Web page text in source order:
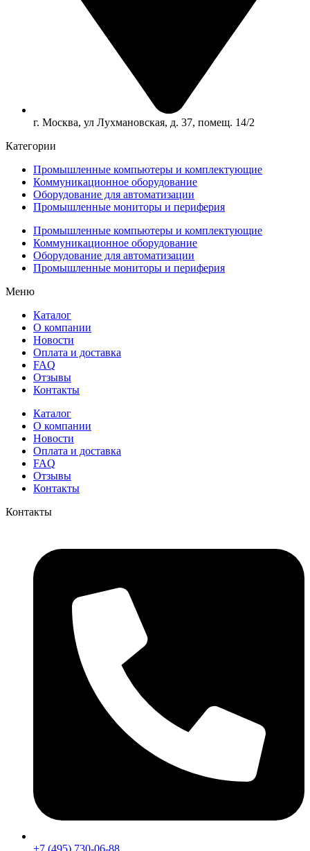
г. Москва, ул Лухмановская, д. 37, помещ. 14/2
Категории
Промышленные компьютеры и комплектующие
Коммуникационное оборудование
Оборудование для автоматизации
Промышленные мониторы и периферия
Промышленные компьютеры и комплектующие
Коммуникационное оборудование
Оборудование для автоматизации
Промышленные мониторы и периферия
Меню
Каталог
О компании
Новости
Оплата и доставка
FAQ
Отзывы
Контакты
Каталог
О компании
Новости
Оплата и доставка
FAQ
Отзывы
Контакты
Контакты
+7 (495) 730-06-88